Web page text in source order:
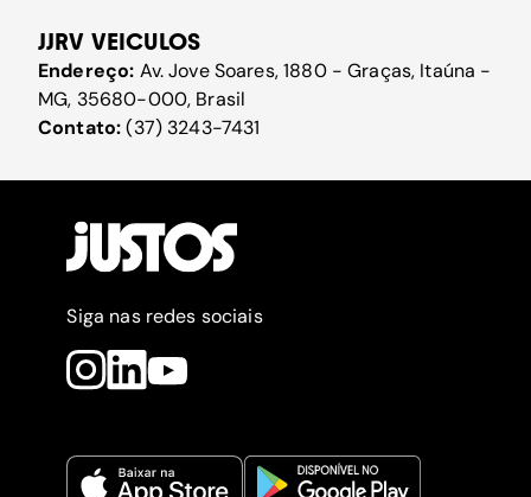
JJRV VEICULOS
Endereço: Av. Jove Soares, 1880 - Graças, Itaúna -
MG, 35680-000, Brasil
Contato:(37) 3243-7431
Siga nas redes sociais